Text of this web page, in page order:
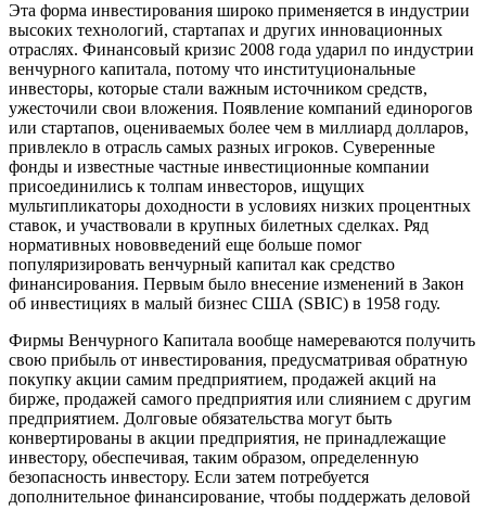
Эта форма инвестирования широко применяется в индустрии
высоких технологий, стартапах и других инновационных
отраслях. Финансовый кризис 2008 года ударил по индустрии
венчурного капитала, потому что институциональные
инвесторы, которые стали важным источником средств,
ужесточили свои вложения. Появление компаний единорогов
или стартапов, оцениваемых более чем в миллиард долларов,
привлекло в отрасль самых разных игроков. Суверенные
фонды и известные частные инвестиционные компании
присоединились к толпам инвесторов, ищущих
мультипликаторы доходности в условиях низких процентных
ставок, и участвовали в крупных билетных сделках. Ряд
нормативных нововведений еще больше помог
популяризировать венчурный капитал как средство
финансирования. Первым было внесение изменений в Закон
об инвестициях в малый бизнес США (SBIC) в 1958 году.
Фирмы Венчурного Капитала вообще намереваются получить
свою прибыль от инвестирования, предусматривая обратную
покупку акции самим предприятием, продажей акций на
бирже, продажей самого предприятия или слиянием с другим
предприятием. Долговые обязательства могут быть
конвертированы в акции предприятия, не принадлежащие
инвестору, обеспечивая, таким образом, определенную
безопасность инвестору. Если затем потребуется
дополнительное финансирование, чтобы поддержать деловой